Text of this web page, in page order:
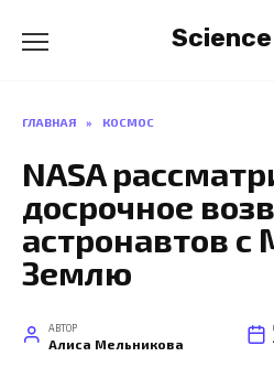
содержанию
ГЛАВНАЯ » КОСМОС
NASA
досрочное
астронавтов с
Землю
АВТОР
Алиса Мельникова